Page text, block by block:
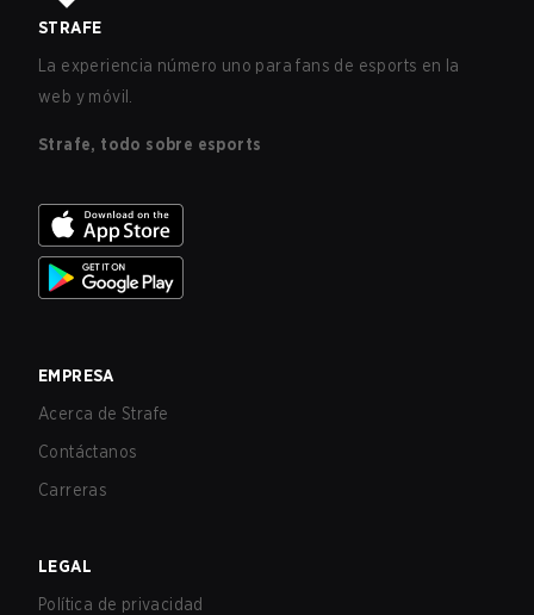
STRAFE
La experiencia número uno para fans de esports en la
web y móvil.
Strafe, todo sobre esports
EMPRESA
Acerca de Strafe
Contáctanos
Carreras
LEGAL
Política de privacidad